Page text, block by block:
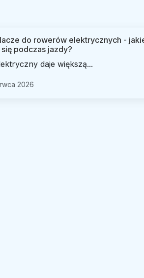
do rowerów elektrycznych -
podczas jazdy?
daje większą...
2026